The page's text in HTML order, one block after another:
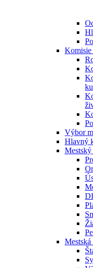
Výbor
Hlavný
Mestský